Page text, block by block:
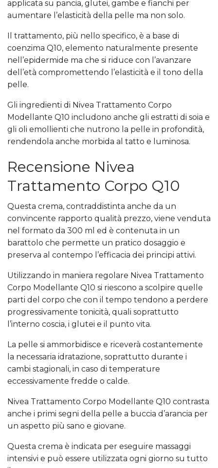
applicata su pancia, glutei, gambe e fianchi per
aumentare l’elasticità della pelle ma non solo.
Il trattamento, più nello specifico, è a base di
coenzima Q10, elemento naturalmente presente
nell’epidermide ma che si riduce con l’avanzare
dell’età compromettendo l’elasticità e il tono della
pelle.
Gli ingredienti di Nivea Trattamento Corpo
Modellante Q10 includono anche gli estratti di soia e
gli oli emollienti che nutrono la pelle in profondità,
rendendola anche morbida al tatto e luminosa.
Recensione Nivea
Trattamento Corpo Q10
Questa crema, contraddistinta anche da un
convincente rapporto qualità prezzo, viene venduta
nel formato da 300 ml ed è contenuta in un
barattolo che permette un pratico dosaggio e
preserva al contempo l’efficacia dei principi attivi.
Utilizzando in maniera regolare Nivea Trattamento
Corpo Modellante Q10 si riescono a scolpire quelle
parti del corpo che con il tempo tendono a perdere
progressivamente tonicità, quali soprattutto
l’interno coscia, i glutei e il punto vita.
La pelle si ammorbidisce e riceverà costantemente
la necessaria idratazione, soprattutto durante i
cambi stagionali, in caso di temperature
eccessivamente fredde o calde.
Nivea Trattamento Corpo Modellante Q10 contrasta
anche i primi segni della pelle a buccia d’arancia per
un aspetto più sano e giovane.
Questa crema è indicata per eseguire massaggi
intensivi e può essere utilizzata ogni giorno su tutto